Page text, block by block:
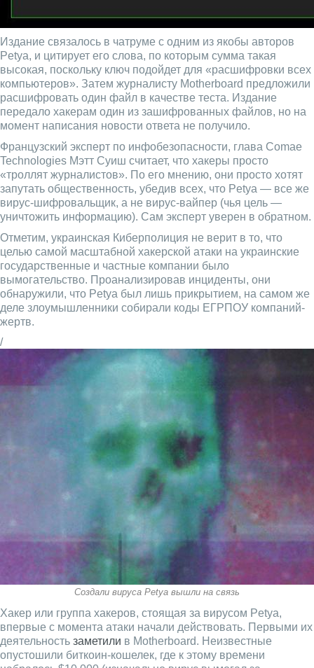
Издание связалось в чатруме с одним из якобы авторов
Petya, и цитирует его слова, по которым сумма такая
высокая, поскольку ключ подойдет для «расшифровки всех
компьютеров». Затем журналисту Motherboard предложили
расшифровать один файл в качестве теста. Издание
передало хакерам один из зашифрованных файлов, но на
момент написания новости ответа не получило.
Французский эксперт по инфобезопасности, глава Comae
Technologies Мэтт Суиш считает, что хакеры просто
«троллят журналистов». По его мнению, они просто хотят
запутать общественность, убедив всех, что Petya — все же
вирус-шифровальщик, а не вирус-вайпер (чья цель —
уничтожить информацию). Сам эксперт уверен в обратном.
Отметим, украинская Киберполиция не верит в то, что
целью самой масштабной хакерской атаки на украинские
государственные и частные компании было
вымогательство. Проанализировав инциденты, они
обнаружили, что Petya был лишь прикрытием, на самом же
деле злоумышленники собирали коды ЕГРПОУ компаний-
жертв.
/
Создали вируса Petya вышли на связь
Хакер или группа хакеров, стоящая за вирусом Petya,
впервые с момента атаки начали действовать. Первыми их
деятельность заметили в Motherboard. Неизвестные
опустошили биткоин-кошелек, где к этому времени